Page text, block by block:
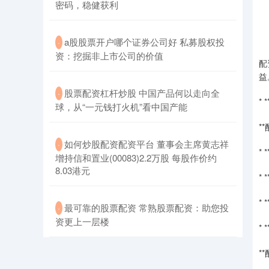
*
**
*
*
*
*
**
密码，稳健获利
· ​a股股票开户哪个证券公司好 私募股权投
资：挖掘非上市公司的价值
· ​股票配资杠杆炒股 中国产品何以走向全
球，从“一元钱打火机”看中国产能
· ​如何炒股配资配资平台 董事会主席黄志祥
增持信和置业(00083)2.2万股 每股作价约
8.03港元
· ​最可靠的股票配资 常熟股票配资：助您投
资更上一层楼